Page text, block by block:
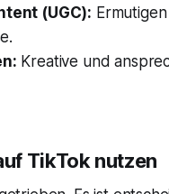
(UGC):
Kreative und
TikTok nutzen